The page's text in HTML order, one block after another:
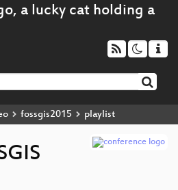
fossgis2015 playlist